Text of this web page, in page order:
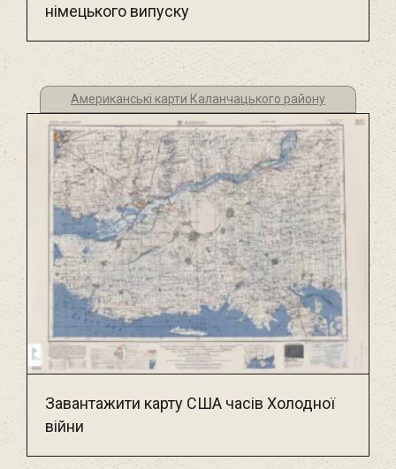
німецького випуску
Американські карти Каланчацького району
Завантажити карту США часів Холодної
війни